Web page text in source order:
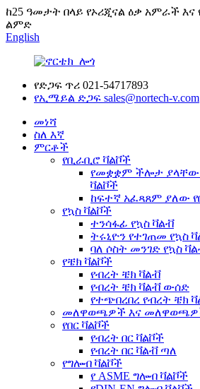
ከ25 ዓመታት በላይ የኦሪጂናል ዕቃ አምራች
ልምድ
English
የድጋፍ ጥሪ 021-54717893
የኢሜይል ድጋፍ sales@nortech-v.com
መነሻ
ስለ እኛ
ምርቶች
የቢራቢሮ ቫልቮች
የመቋቋም ችሎታ
ቫልቮች
ከፍተኛ አፈጻጸም ያለው
የኳስ ቫልቮች
ተንሳፋፊ የኳስ ቫልቭ
ትሩኒዮን የተገጠመ የኳስ
ባለ ሶስት መንገድ የኳስ
የቼክ ቫልቮች
የብረት ቼክ ቫልቭ
የብረት ቼክ ቫልቭ ውሰድ
የተጭበረበረ የብረት ቼክ
መለዋወጫዎች እና
የበር ቫልቮች
የብረት በር ቫልቮች
የብረት በር ቫልቭ ጣለ
የግሎብ ቫልቮች
የ ASME ግሎብ ቫልቮች